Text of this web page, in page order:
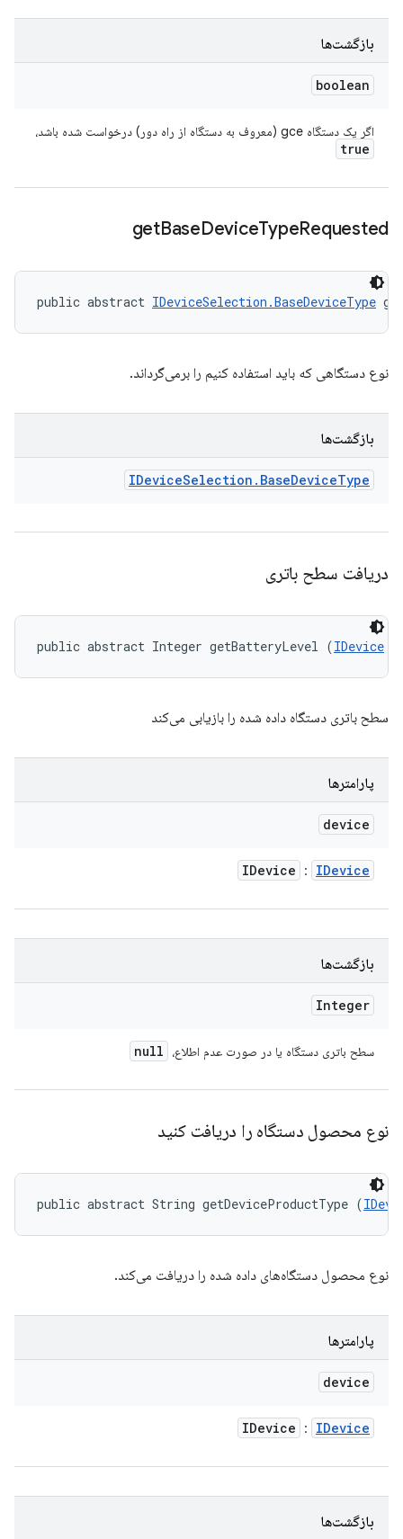
بازگشت‌ها
boolean
اگر یک دستگاه gce (معروف به دستگاه از راه دور) درخواست شده باشد،
true
getBaseDeviceTypeRequested
public abstract IDeviceSelection.BaseDeviceType
نوع دستگاهی که باید استفاده کنیم را برمی‌گرداند.
بازگشت‌ها
IDeviceSelection . BaseDeviceType
دریافت سطح باتری
public abstract Integer getBatteryLevel (IDevice
سطح باتری دستگاه داده شده را بازیابی می‌کند
پارامترها
device
IDevice : IDevice
بازگشت‌ها
Integer
سطح باتری دستگاه یا در صورت عدم اطلاع، null
نوع محصول دستگاه را دریافت کنید
public abstract String getDeviceProductType (
نوع محصول دستگاه‌های داده شده را دریافت می‌کند.
پارامترها
device
IDevice : IDevice
بازگشت‌ها